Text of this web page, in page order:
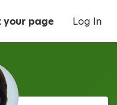
your page Log In